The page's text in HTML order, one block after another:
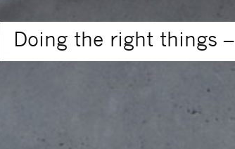
Doing the right things –